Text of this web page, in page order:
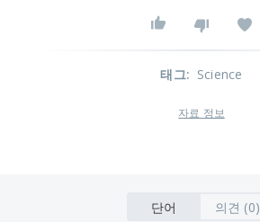
태그: Science
자료 정보
단어 의견 (0)